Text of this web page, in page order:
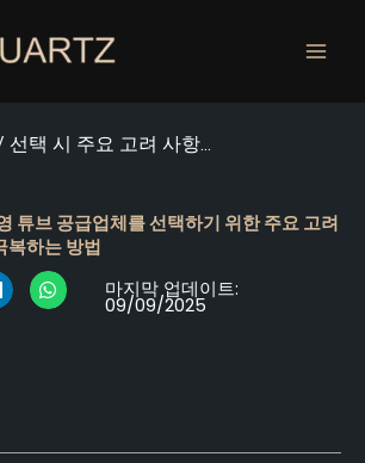
선택 시 주요 고려 사항...
튜브 공급업체를 선택하기 위한 주요 고려
복하는 방법
마지막 업데이트:
09/09/2025